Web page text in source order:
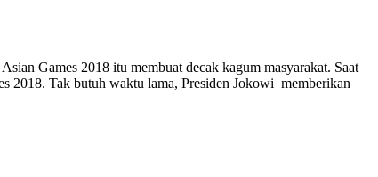
Games 2018 itu membuat decak kagum masyarakat. Saat
2018. Tak butuh waktu lama, Presiden Jokowi memberikan